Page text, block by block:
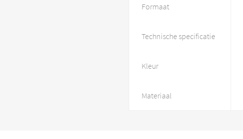
Formaat
Technische specificatie
Kleur
Materiaal